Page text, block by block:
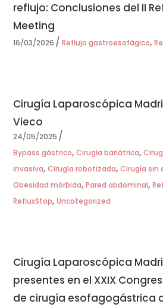
reflujo: Conclusiones del II
Meeting
16/03/2026 Reflujo gastroesofágico,
Cirugía Laparoscópica
Vieco
24/05/2025
Bypass gástrico,Cirugía bariátrica,
invasiva,Cirugía robotizada,Cirugía sin
Obesidad mórbida,Pared abdominal,
RefluxStop,Uncategorized
Cirugía Laparoscópica
presentes en el XXIX
de cirugía esofagogástrica